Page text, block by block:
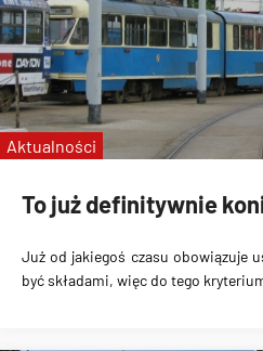
To już definitywnie
Już od jakiegoś czasu obowiązuje
być składami, więc do tego
Aktualności